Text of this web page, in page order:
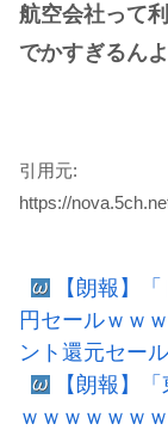
航空会社って
でかすぎるんよ
引用元:
https://
【朗報】
円セールｗｗ
ント還元セール
【朗報】
ｗｗｗｗｗｗ